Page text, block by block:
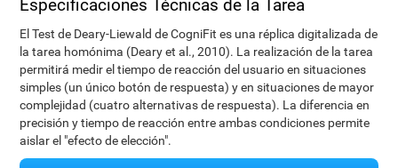
Especificaciones Técnicas de la Tarea
El Test de Deary-Liewald de CogniFit es una réplica digitalizada de
la tarea homónima (Deary et al., 2010). La realización de la tarea
permitirá medir el tiempo de reacción del usuario en situaciones
simples (un único botón de respuesta) y en situaciones de mayor
complejidad (cuatro alternativas de respuesta). La diferencia en
precisión y tiempo de reacción entre ambas condiciones permite
aislar el "efecto de elección".